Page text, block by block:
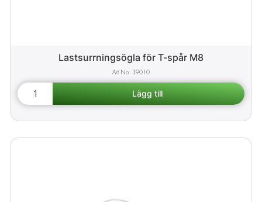
Lastsurrningsögla för T-spår M8
39010